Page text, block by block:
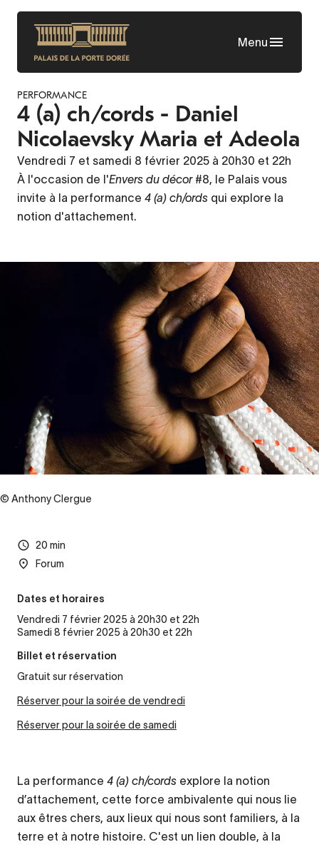
Aller
contenu
principal
Menu
PERFORMANCE
4 (a) ch/cords - Daniel
Nicolaevsky Maria et Adeola
Vendredi 7 et samedi 8 février 2025 à 20h30 et 22h
À l'occasion de l'Envers du décor#8, le Palais vous
invite à la performance 4 (a) ch/ords qui explore la
notion d'attachement.
© Anthony Clergue
20 min
Forum
Dates et horaires
Vendredi 7 février 2025 à 20h30 et 22h
Samedi 8 février 2025 à 20h30 et 22h
Billet et réservation
Gratuit sur réservation
Réserver pour la soirée de vendredi
Réserver pour la soirée de samedi
La performance 4 (a) ch/cords explore la notion
d’attachement, cette force ambivalente qui nous lie
aux êtres chers, aux lieux qui nous sont familiers, à la
terre et à notre histoire. C'est un lien double, à la